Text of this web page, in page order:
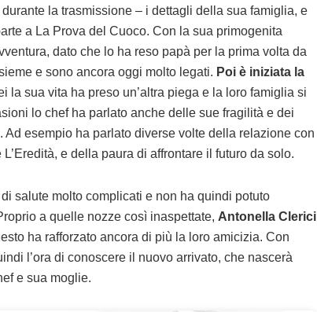
la trasmissione – i dettagli della sua famiglia, e
a La Prova del Cuoco. Con la sua primogenita
dato che lo ha reso papà per la prima volta da
e sono ancora oggi molto legati. Poi è iniziata la
la sua vita ha preso un’altra piega e la loro famiglia si
lo chef ha parlato anche delle sue fragilità e dei
Ad esempio ha parlato diverse volte della relazione con
e della paura di affrontare il futuro da solo.
salute molto complicati e non ha quindi potuto
a quelle nozze così inaspettate, Antonella Clerici
ha rafforzato ancora di più la loro amicizia. Con
l’ora di conoscere il nuovo arrivato, che nascerà
e sua moglie.